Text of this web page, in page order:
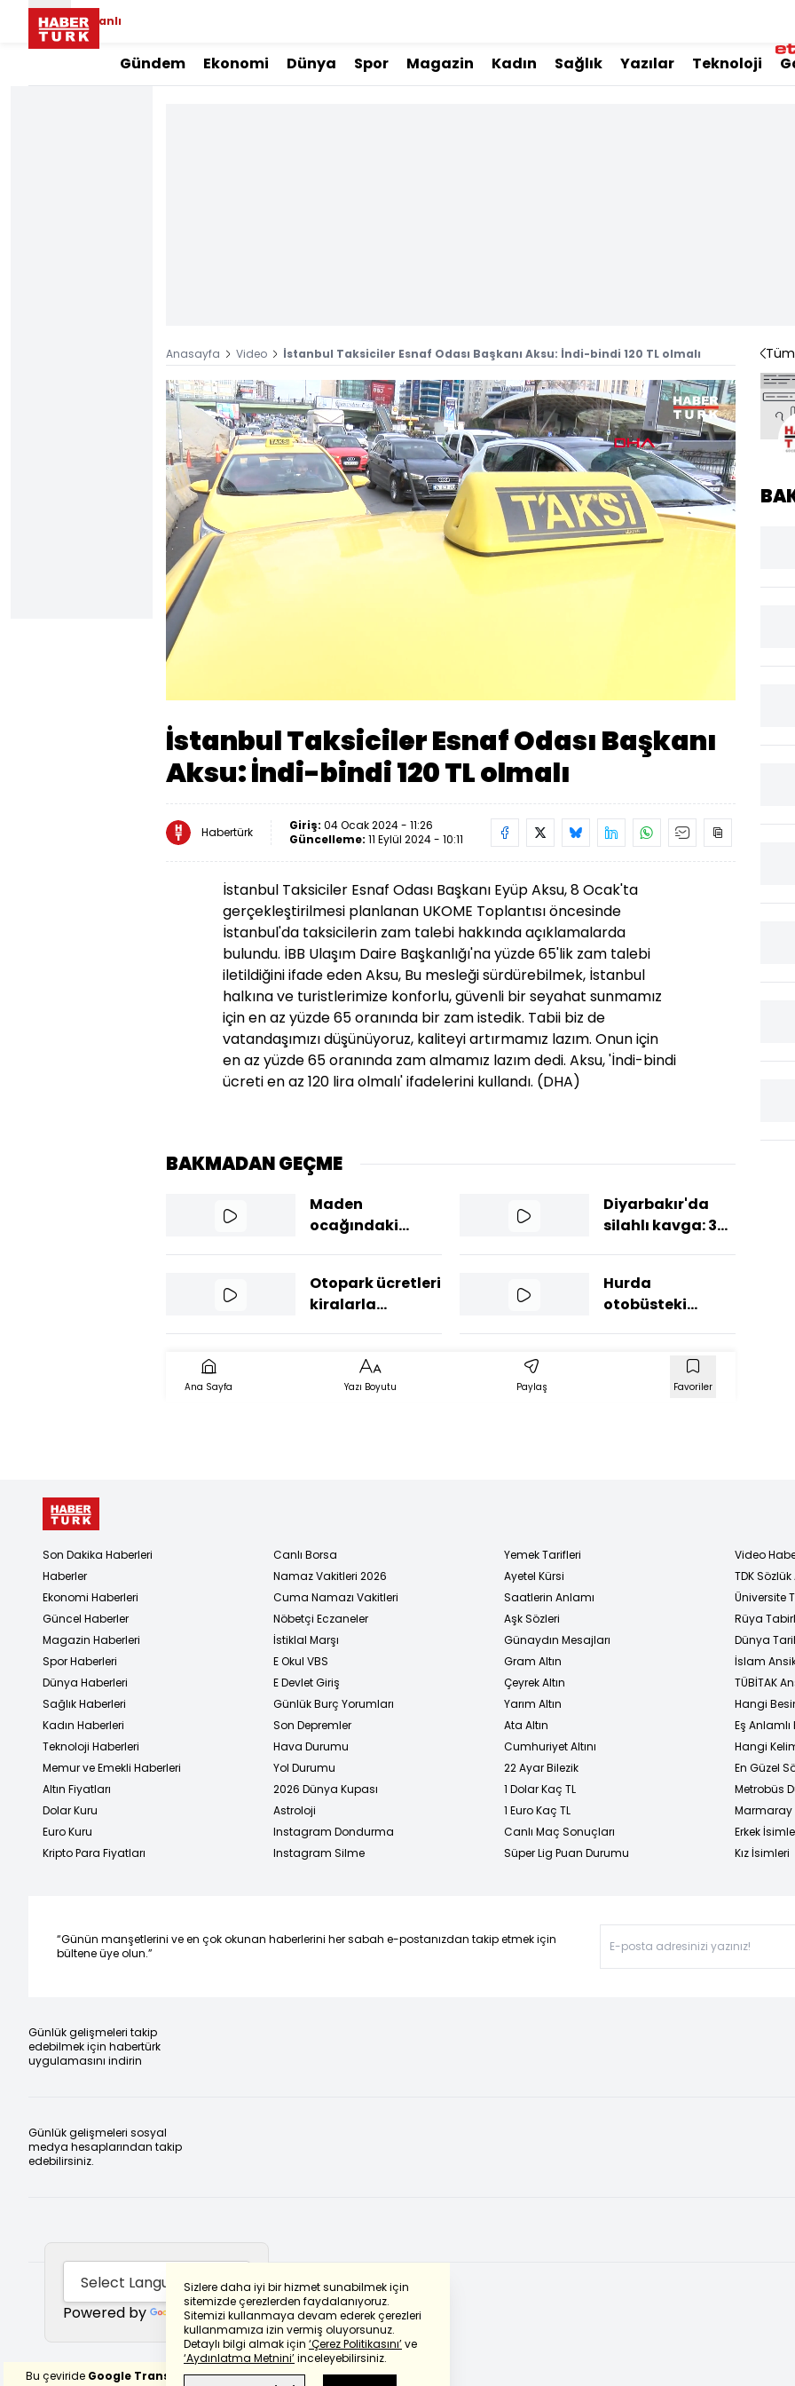
Canlı
Gündem Ekonomi Dünya Spor Magazin Kadın Sağlık Yazılar Teknoloji
Anasayfa Video İstanbul Taksiciler Esnaf Odası Başkanı Aksu: İndi-bindi 120 TL olmalı
İstanbul Taksiciler Esnaf Odası Başkanı
Aksu: İndi-bindi 120 TL olmalı
Habertürk Giriş: 04 Ocak 2024 - 11:26
Güncelleme: 11 Eylül 2024 - 10:11
İstanbul Taksiciler Esnaf Odası Başkanı Eyüp Aksu, 8 Ocak'ta
gerçekleştirilmesi planlanan UKOME Toplantısı öncesinde
İstanbul'da taksicilerin zam talebi hakkında açıklamalarda
bulundu. İBB Ulaşım Daire Başkanlığı'na yüzde 65'lik zam talebi
iletildiğini ifade eden Aksu, Bu mesleği sürdürebilmek, İstanbul
halkına ve turistlerimize konforlu, güvenli bir seyahat sunmamız
için en az yüzde 65 oranında bir zam istedik. Tabii biz de
vatandaşımızı düşünüyoruz, kaliteyi artırmamız lazım. Onun için
en az yüzde 65 oranında zam almamız lazım dedi. Aksu, 'İndi-bindi
ücreti en az 120 lira olmalı' ifadelerini kullandı. (DHA)
BAKMADAN GEÇME
Maden
ocağındaki
bedenlerine
ulaşıldı
Diyarbakır'da
silahlı kavga: 3
Otopark ücretleri
kiralarla
Hurda
otobüsteki
Abdullah öldü; 3
Ana Sayfa Yazı Boyutu Paylaş Favoriler
Sizlere daha iyi bir hizmet sunabilmek için
sitemizde çerezlerden faydalanıyoruz.
Sitemizi kullanmaya devam ederek çerezleri
kullanmamıza izin vermiş oluyorsunuz.
Detaylı bilgi almak için ‘Çerez Politikasını’ve
‘Aydınlatma Metnini’inceleyebilirsiniz.
Son Dakika Haberleri
Haberler
Ekonomi Haberleri
Güncel Haberler
Magazin Haberleri
Spor Haberleri
Dünya Haberleri
Sağlık Haberleri
Kadın Haberleri
Teknoloji Haberleri
Memur ve Emekli Haberleri
Altın Fiyatları
Dolar Kuru
Euro Kuru
Kripto Para Fiyatları
Canlı Borsa
Namaz Vakitleri 2026
Cuma Namazı Vakitleri
Nöbetçi Eczaneler
İstiklal Marşı
E Okul VBS
E Devlet Giriş
Günlük Burç Yorumları
Son Depremler
Hava Durumu
Yol Durumu
2026 Dünya Kupası
Astroloji
Instagram Dondurma
Instagram Silme
Yemek Tarifleri
Ayetel Kürsi
Saatlerin Anlamı
Aşk Sözleri
Günaydın Mesajları
Gram Altın
Çeyrek Altın
Yarım Altın
Ata Altın
Cumhuriyet Altını
22 Ayar Bilezik
1 Dolar Kaç TL
1 Euro Kaç TL
Canlı Maç Sonuçları
Süper Lig Puan Durumu
Video
TDK
Üniversite
Rüya
Dünya
İslam
TÜBİTAK
Hangi
Eş
Hangi
En Güzel
Metrobüs
Marmaray
Erkek
Kız İsimleri
“Günün manşetlerini ve en çok okunan haberlerini her sabah e-postanızdan takip etmek için
bültene üye olun.”
Günlük gelişmeleri takip
edebilmek için habertürk
uygulamasını indirin
Günlük gelişmeleri sosyal
medya hesaplarından takip
edebilirsiniz.
Powered by Translate
Bu çeviride Google Transletekullanılmıştır.